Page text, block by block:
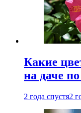
Какие
на даче
2 года спустя2